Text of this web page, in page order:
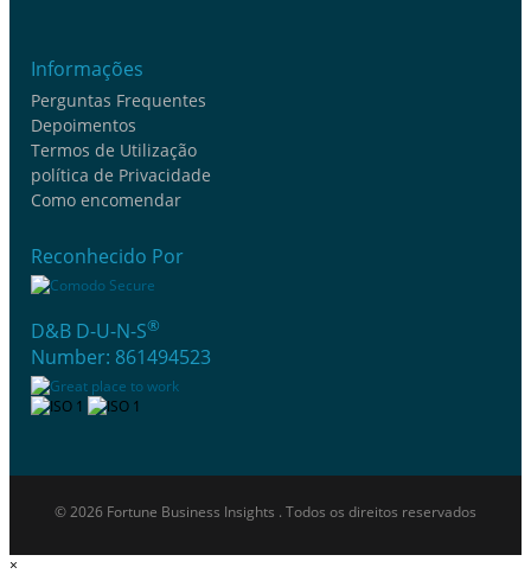
Informações
Perguntas Frequentes
Depoimentos
Termos de Utilização
política de Privacidade
Como encomendar
Reconhecido Por
D&B D-U-N-S®
Number: 861494523
© 2026 Fortune Business Insights . Todos os direitos reservados
×